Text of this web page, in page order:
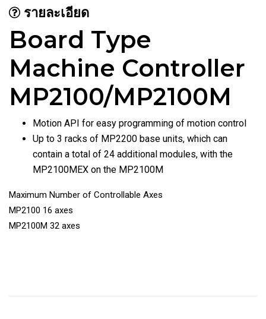
รายละเอียด
Board Type
Machine Controller
MP2100/MP2100M
Motion API for easy programming of motion control
Up to 3 racks of MP2200 base units, which can
contain a total of 24 additional modules, with the
MP2100MEX on the MP2100M
Maximum Number of Controllable Axes
MP2100 16 axes
MP2100M 32 axes